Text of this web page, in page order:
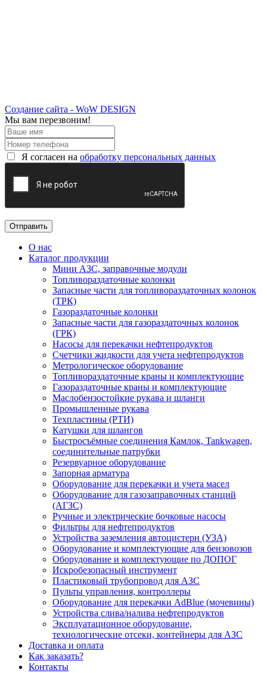
Создание сайта - WoW DESIGN
Мы вам перезвоним!
Я согласен на обработку персональных данных
О нас
Каталог продукции
Мини АЗС, заправочные модули
Топливораздаточные колонки
Запасные части для топливораздаточных колонок
(ТРК)
Газораздаточные колонки
Запасные части для газораздаточных колонок
(ГРК)
Насосы для перекачки нефтепродуктов
Счетчики жидкости для учета нефтепродуктов
Метрологическое оборудование
Топливораздаточные краны и комплектующие
Газораздаточные краны и комплектующие
Маслобензостойкие рукава и шланги
Промышленные рукава
Техпластины (РТИ)
Катушки для шлангов
Быстросъёмные соединения Камлок, Tankwagen,
соединительные патрубки
Резервуарное оборудование
Запорная арматура
Оборудование для перекачки и учета масел
Оборудование для газозаправочных станций
(АГЗС)
Ручные и электрические бочковые насосы
Фильтры для нефтепродуктов
Устройства заземления автоцистерн (УЗА)
Оборудование и комплектующие для бензовозов
Оборудование и комплектующие по ДОПОГ
Искробезопасный инструмент
Пластиковый трубопровод для АЗС
Пульты управления, контроллеры
Оборудование для перекачки AdBlue (мочевины)
Устройства слива/налива нефтепродуктов
Эксплуатационное оборудование,
технологические отсеки, контейнеры для АЗС
Доставка и оплата
Как заказать?
Контакты